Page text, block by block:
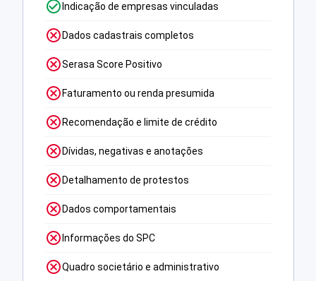
Indicação de empresas vinculadas
Dados cadastrais completos
Serasa Score Positivo
Faturamento ou renda presumida
Recomendação e limite de crédito
Dívidas, negativas e anotações
Detalhamento de protestos
Dados comportamentais
Informações do SPC
Quadro societário e administrativo